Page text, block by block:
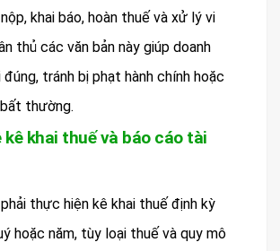
khai báo, hoàn thuế và xử lý vi
thủ các văn bản này giúp doanh
đúng, tránh bị phạt hành chính hoặc
thường.
kê khai thuế và báo cáo tài
phải thực hiện kê khai thuế định kỳ
hoặc năm, tùy loại thuế và quy mô